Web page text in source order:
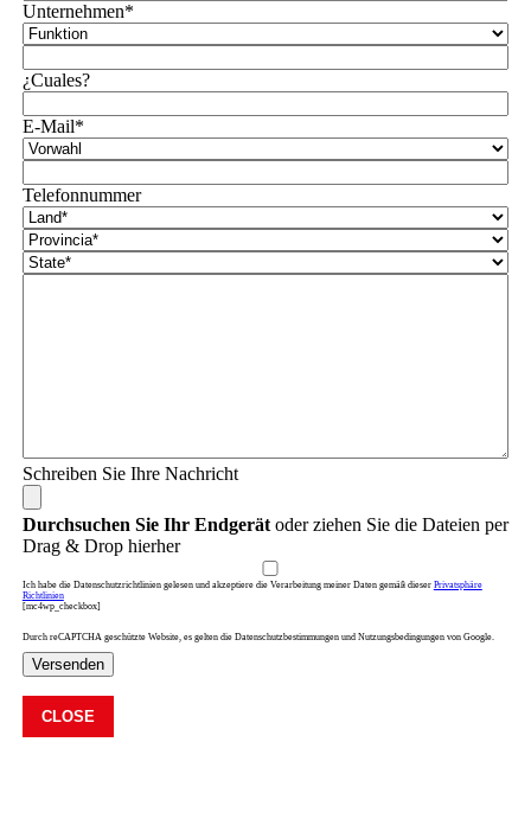
Unternehmen*
¿Cuales?
E-Mail*
Telefonnummer
Schreiben Sie Ihre Nachricht
Durchsuchen Sie Ihr Endgerätoder ziehen Sie die Dateien per
Drag & Drop hierher
Ich habe die Datenschutzrichtlinien gelesen und akzeptiere die Verarbeitung meiner Daten gemäß dieser Privatsphäre
Richtlinien
[mc4wp_checkbox]
Durch reCAPTCHA geschützte Website, es gelten die Datenschutzbestimmungen und Nutzungsbedingungen von Google.
Versenden
CLOSE